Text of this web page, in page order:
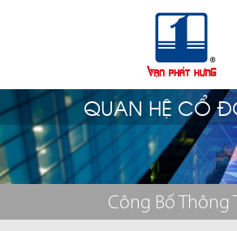
QUAN HỆ CỔ
Công Bố Thông